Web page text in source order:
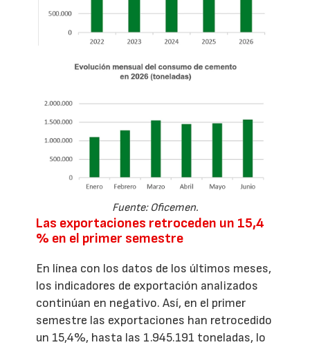
Fuente: Oficemen.
Las exportaciones retroceden un 15,4
% en el primer semestre
En línea con los datos de los últimos meses,
los indicadores de exportación analizados
continúan en negativo. Así, en el primer
semestre las exportaciones han retrocedido
un 15,4%, hasta las 1.945.191 toneladas, lo